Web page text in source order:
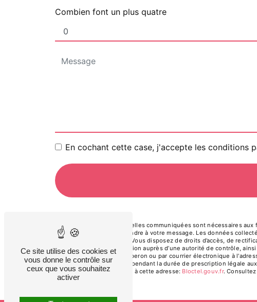
Combien font un plus quatre
En cochant cette case, j'accepte les conditions
** Les données personnelles communiquées sont nécessaires
dans le seul but de répondre à votre message. Les données
taxinadia40@gmail.com. Vous disposez de droits d’accès, de
d’introduire une réclamation auprès d’une autorité de contrôle,
Compostelle, 40260 Lesperon ou par courrier électronique à
de prise de contact puis pendant la durée de prescription légale
téléphonique, disponible à cette adresse:
Bloctel.gouv.fr.
Ce site utilise des cookies et
vous donne le contrôle sur
ceux que vous souhaitez
activer